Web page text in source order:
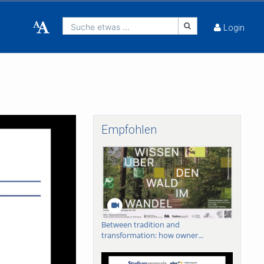
Suche etwas ... Login
Empfohlen
Between tradition and
transformation: how owner...